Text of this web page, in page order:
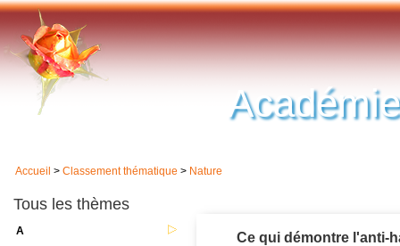
Accueil > Classement thématique > Nature
Tous les thèmes
A
Ce qui démontre l'anti-